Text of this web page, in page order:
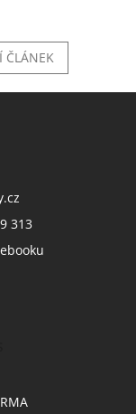
ČLÁNEK
313